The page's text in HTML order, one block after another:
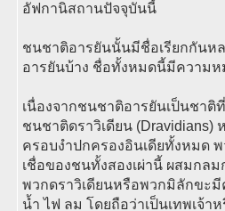
อัฟกานิสถานปัจจุบันนี้
ชนชาติอารยันนั้นมีชื่อเรียกกันหล
อารยันบ้าง ชื่อทั้งหมดนี้มีความห
เนื่องจากชนชาติอารยันเป็นชา
ชนชาติดราวิเดียน (Dravidians)
ครอบงำปกครองอินเดียทั้งหมด
เชื่อของชนทั้งสองเผ่านี้ ผสมกล
พวกดราวิเดียนหรือพวกมิลักขะมี
น้ำ ไฟ ลม โดยถือว่าเป็นเทพเจ้